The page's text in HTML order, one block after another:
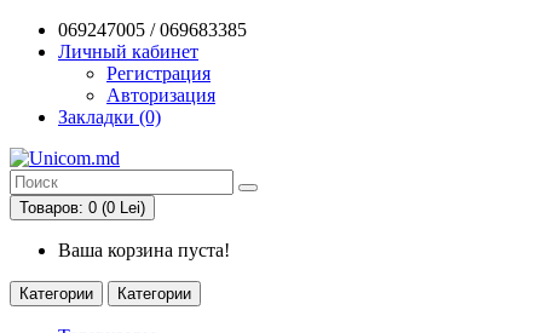
069247005 / 069683385
Личный кабинет
Регистрация
Авторизация
Закладки (0)
Товаров: 0 (0 Lei)
Ваша корзина пуста!
Категории Категории